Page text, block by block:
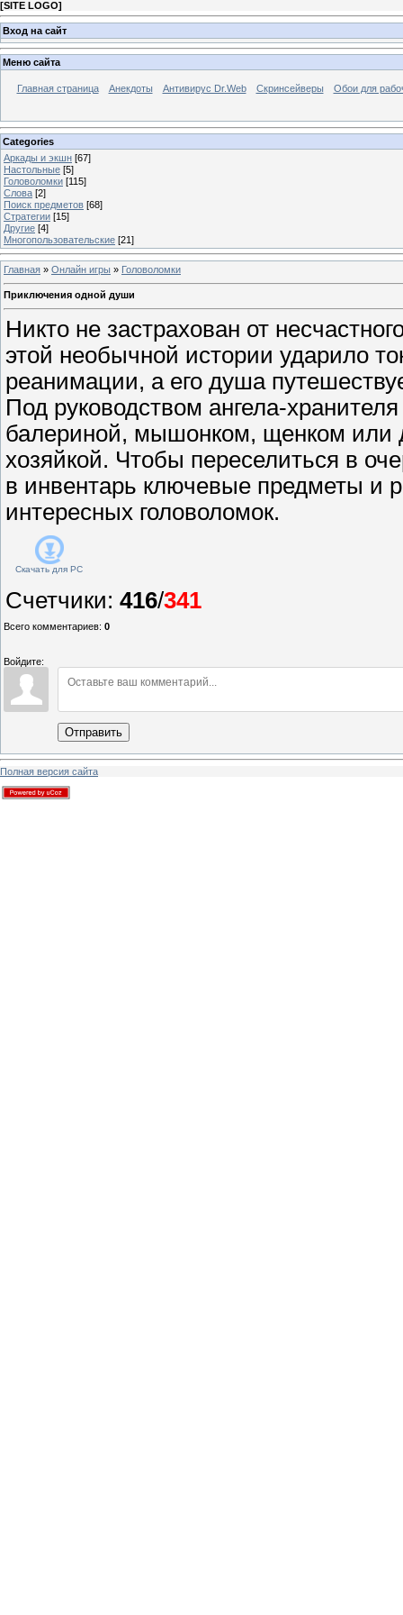
[SITE LOGO]
Вход на сайт
Меню сайта
Главная страница Анекдоты Антивирус Dr.Web Скринсейверы Обои для
Categories
Аркады и экшн [67]
Настольные [5]
Головоломки [115]
Слова [2]
Поиск предметов [68]
Стратегии [15]
Другие [4]
Многопользовательские [21]
Главная » Онлайн игры » Головоломки
Приключения одной души
Никто не застрахован от
этой необычной истории ударило
реанимации, а его душа
Под руководством ангела-
балериной, мышонком, щенком или
хозяйкой. Чтобы переселиться в
в инвентарь ключевые предметы и
интересных головоломок.
Скачать для PC
Счетчики: 416/341
Всего комментариев: 0
Войдите:
Отправить
Полная версия сайта